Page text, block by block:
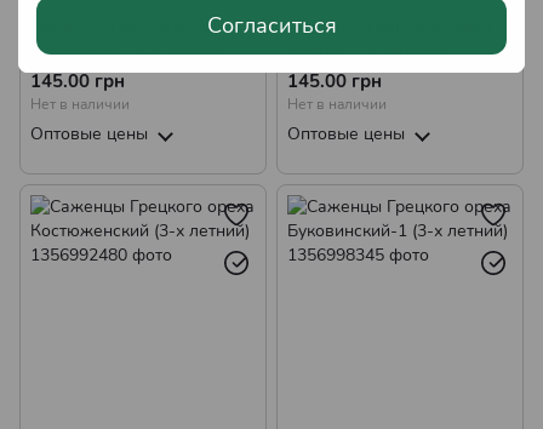
Согласиться
Саженцы Грецкого ореха
Рудковский (3-х летний)
145.00 грн
Нет в наличии
Оптовые цены
Саженцы Грецкого ореха
Хартли (3-х летний)
145.00 грн
Нет в наличии
Оптовые цены